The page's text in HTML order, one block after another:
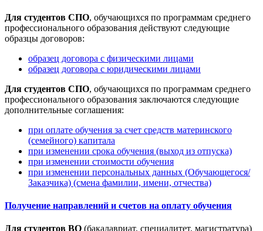
Для студентов СПО, обучающихся по программам среднего
профессионального образования действуют следующие
образцы договоров:
образец договора с физическими лицами
образец договора с юридическими лицами
Для студентов СПО, обучающихся по программам среднего
профессионального образования заключаются следующие
дополнительные соглашения:
при оплате обучения за счет средств материнского
(семейного) капитала
при изменении срока обучения (выход из отпуска)
при изменении стоимости обучения
при изменении персональных данных (Обучающегося/
Заказчика) (смена фамилии, имени, отчества)
Получение направлений и счетов на оплату обучения
Для студентов ВО (бакалавриат, специалитет, магистратура)